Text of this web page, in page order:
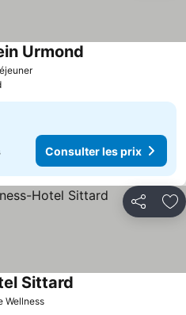
Consulter les prix
Urmond
Consulter les prix
Partager
WellnessConsulter les prix
Sittard